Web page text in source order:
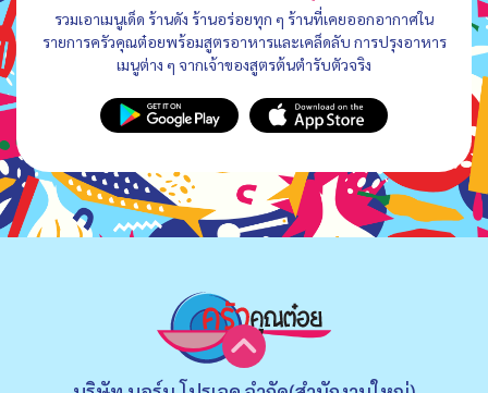
รวมเอาเมนูเด็ด ร้านดัง ร้านอร่อยทุก ๆ ร้านที่เคยออกอากาศใน
รายการครัวคุณต๋อยพร้อมสูตรอาหารและเคล็ดลับ การปรุงอาหาร
เมนูต่าง ๆ จากเจ้าของสูตรต้นตำรับตัวจริง